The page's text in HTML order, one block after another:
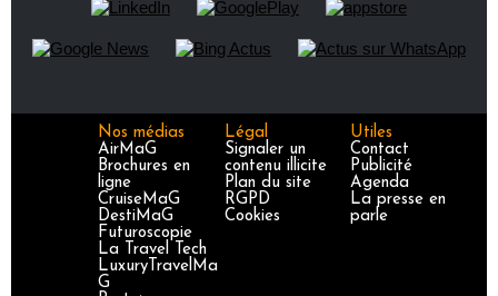
Nos médias
AirMaG
Brochures en
ligne
CruiseMaG
DestiMaG
Futuroscopie
La Travel Tech
LuxuryTravelMa
G
Légal
Signaler un
contenu illicite
Plan du site
RGPD
Cookies
Utiles
Contact
Publicité
Agenda
La presse en
parle